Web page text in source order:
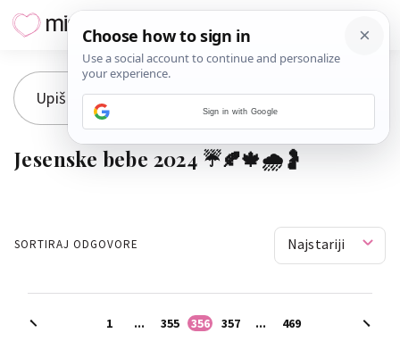
Jesenske bebe 2024 ☔️🍂🍁🌧️🤰
SORTIRAJ ODGOVORE Najstariji
1 ... 355 356 357 ... 469
Sign in with Google